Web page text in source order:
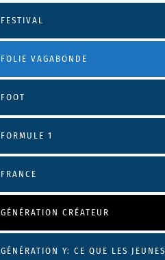
FESTIVAL
FOLIE VAGABONDE
FOOT
FORMULE 1
FRANCE
GÉNÉRATION CRÉATEUR
GÉNÉRATION Y: CE QUE LES JEUNES